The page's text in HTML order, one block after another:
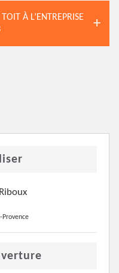
À L’ENTREPRISE
Provence